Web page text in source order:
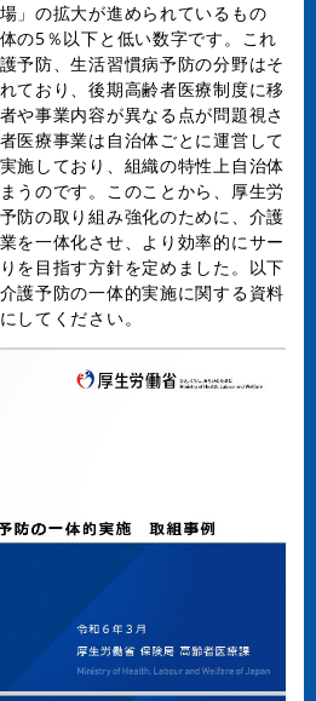
」の拡大が進められているもの
の5％以下と低い数字です。これ
予防、生活習慣病予防の分野はそ
ており、後期高齢者医療制度に移
や事業内容が異なる点が問題視さ
医療事業は自治体ごとに運営して
施しており、組織の特性上自治体
うのです。このことから、厚生労
防の取り組み強化のために、介護
を一体化させ、より効率的にサー
を目指す方針を定めました。以下
護予防の一体的実施に関する資料
してください。